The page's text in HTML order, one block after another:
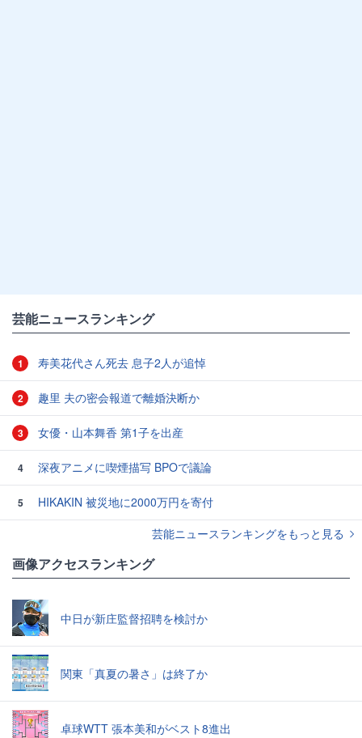
芸能ニュースランキング
1 寿美花代さん死去 息子2人が追悼
2 趣里 夫の密会報道で離婚決断か
3 女優・山本舞香 第1子を出産
4 深夜アニメに喫煙描写 BPOで議論
5
HIKAKIN 被災地に2000万円を寄付
芸能ニュースランキングをもっと見る
画像アクセスランキング
中日が新庄監督招聘を検討か
関東「真夏の暑さ」は終了か
卓球WTT 張本美和がベスト8進出